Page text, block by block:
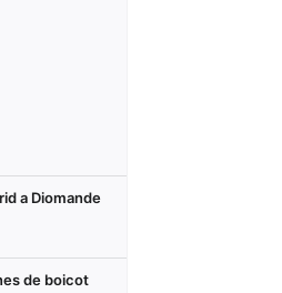
a Diomande
de boicot